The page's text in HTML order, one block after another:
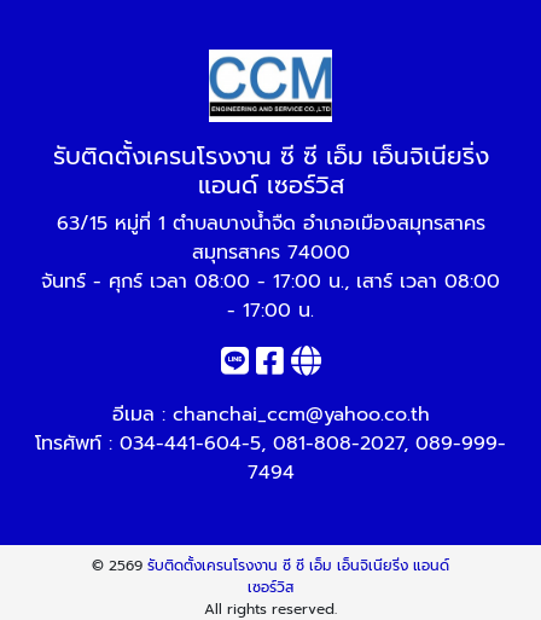
รับติดตั้งเครนโรงงาน ซี ซี เอ็ม เอ็นจิเนียริ่ง
แอนด์ เซอร์วิส
63/15 หมู่ที่ 1 ตำบลบางน้ำจืด อำเภอเมืองสมุทรสาคร
สมุทรสาคร 74000
จันทร์ - ศุกร์ เวลา 08:00 - 17:00 น., เสาร์ เวลา 08:00
- 17:00 น.
อีเมล : chanchai_ccm@yahoo.co.th
โทรศัพท์ : 034-441-604-5, 081-808-2027, 089-999-
7494
© 2569 รับติดตั้งเครนโรงงาน ซี ซี เอ็ม เอ็นจิเนียริ่ง แอนด์
เซอร์วิส
All rights reserved.